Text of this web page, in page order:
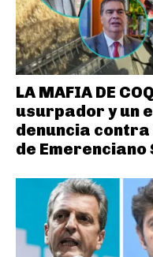
LA MAFIA DE
usurpador y un
denuncia
de Emerenciano